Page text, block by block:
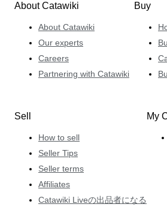
About Catawiki
About Catawiki
Our experts
Careers
Partnering with Catawiki
Buy
Sell
How to sell
Seller Tips
Seller terms
Affiliates
Catawiki Liveの出品者になる
My